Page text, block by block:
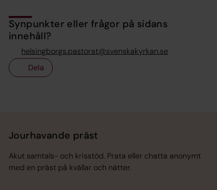
Synpunkter eller frågor på sidans
innehåll?
helsingborgs.pastorat@svenskakyrkan.se
Dela
Jourhavande präst
Akut samtals- och krisstöd. Prata eller chatta anonymt
med en präst på kvällar och nätter.